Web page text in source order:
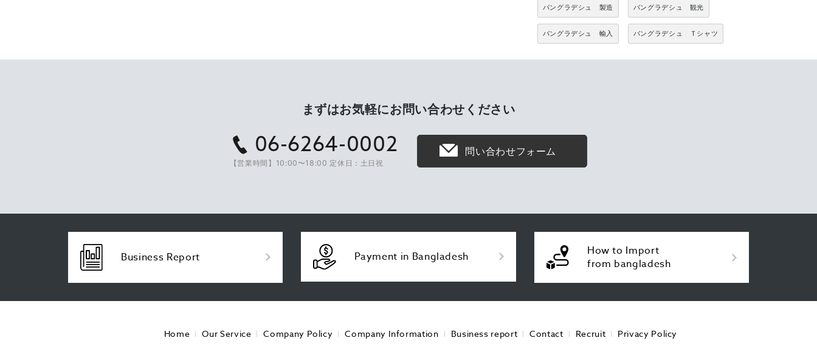
バングラデシュ 製造 バングラデシュ 観光
バングラデシュ 輸入 バングラデシュ Ｔシャツ
まずはお気軽にお問い合わせください
06-6264-0002
【営業時間】10:00〜18:00 定休日：土日祝
問い合わせフォーム
Business Report Payment in Bangladesh
How to Import
from bangladesh
Home Our Service Company Policy Company Information Business report Contact Recruit Privacy Policy